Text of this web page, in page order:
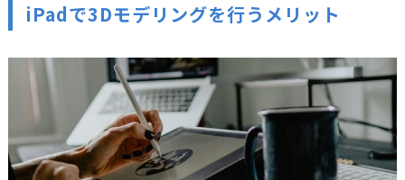
iPadで3Dモデリングを行うメリット